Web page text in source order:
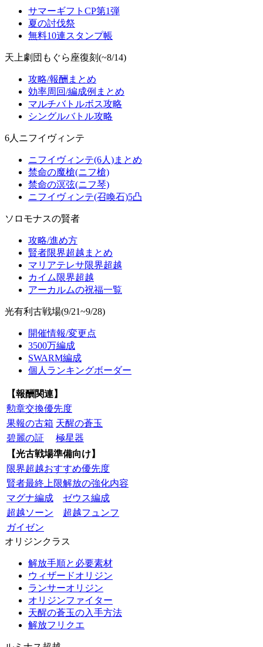
サマーギフトCP第1弾
夏の討伐祭
無料10連スタンプ帳
天上劇団もぐら座復刻(~8/14)
攻略/報酬まとめ
効率周回/編成例まとめ
マルチバトルボス攻略
シングルバトル攻略
6人ニフイヴィンテ
ニフイヴィンテ(6人)まとめ
禁命の魔槍(ニフ槍)
禁命の溟弦(ニフ琴)
ニフイヴィンテ(召喚石)5凸
ソロモナスの賢者
攻略/進め方
賢者限界超越まとめ
マリアテレサ限界超越
カイム限界超越
アーカルムの祝福一覧
光有利古戦場(9/21~9/28)
開催情報/変更点
3500万編成
SWARM編成
個人ランキングボーダー
【報酬関連】
勲章交換優先度
果報の古箱 天醒の蒼玉
碧麗の証
極星器
【光古戦場準備向け】
限界超越おすすめ優先度
賢者最終上限解放の強化内容
マグナ編成
ゼウス編成
超越ソーン
超越フュンフ
ガイゼン
オリジンクラス
解放手順と必要素材
ウィザードオリジン
ランサーオリジン
オリジンファイター
天醒の蒼玉の入手方法
解放フリクエ